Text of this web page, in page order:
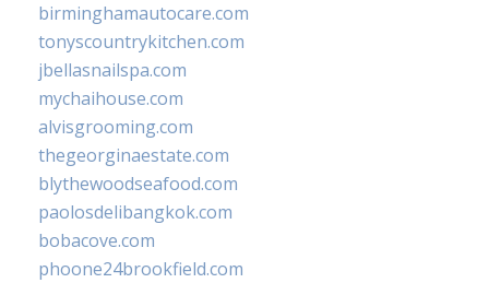
birminghamautocare.com
tonyscountrykitchen.com
jbellasnailspa.com
mychaihouse.com
alvisgrooming.com
thegeorginaestate.com
blythewoodseafood.com
paolosdelibangkok.com
bobacove.com
phoone24brookfield.com